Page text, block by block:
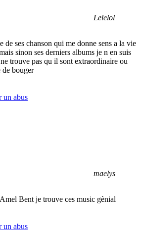
Lelelol
de ses chanson qui me donne sens a la vie
sinon ses derniers albums je n en suis
trouve pas qu il sont extraordinaire ou
de bouger
un abus
maelys
Bent je trouve ces music gènial
un abus